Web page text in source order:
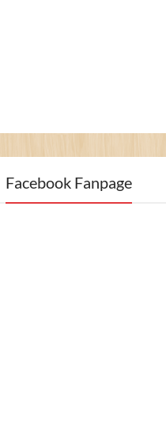
Facebook Fanpage